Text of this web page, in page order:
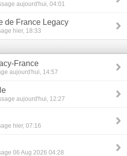
aujourd'hui, 04:01
de France Legacy
hier, 18:33
France
aujourd'hui, 14:57
aujourd'hui, 12:27
hier, 07:16
06 Aug 2026 04:28